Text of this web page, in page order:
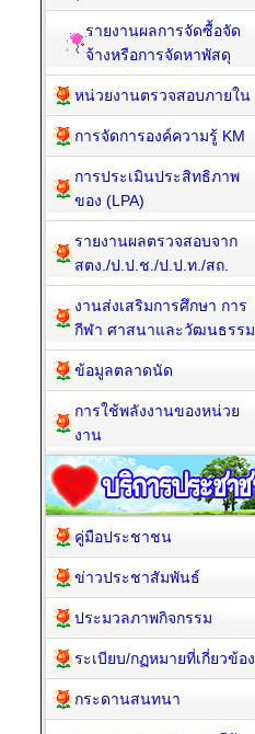
รายงานผลการจัดซื้อจัด
จ้างหรือการจัดหาพัสดุ
หน่วยงานตรวจสอบภายใน
การจัดการองค์ความรู้ KM
การประเมินประสิทธิภาพ
ของ (LPA)
รายงานผลตรวจสอบจาก
สตง./ป.ป.ช./ป.ป.ท./สถ.
งานส่งเสริมการศึกษา การ
กีฬา ศาสนาและวัฒนธรรม
ข้อมูลตลาดนัด
การใช้พลังงานของหน่วย
งาน
คู่มือประชาชน
ข่าวประชาสัมพันธ์
ประมวลภาพกิจกรรม
ระเบียบ/กฏหมายที่เกี่ยวข้อง
กระดานสนทนา